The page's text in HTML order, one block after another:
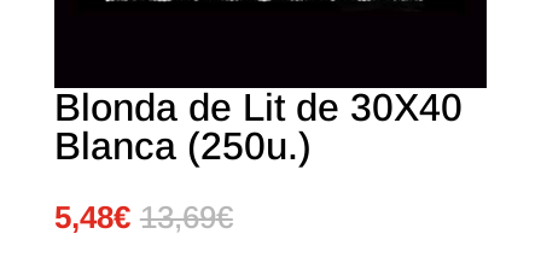
Blonda de Lit de 30X40
Blanca (250u.)
5,48€ 13,69€